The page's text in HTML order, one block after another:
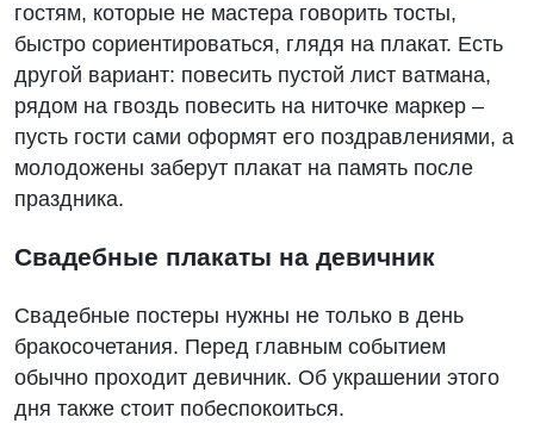
гостям, которые не мастера говорить тосты,
быстро сориентироваться, глядя на плакат. Есть
другой вариант: повесить пустой лист ватмана,
рядом на гвоздь повесить на ниточке маркер –
пусть гости сами оформят его поздравлениями, а
молодожены заберут плакат на память после
праздника.
Свадебные плакаты на девичник
Свадебные постеры нужны не только в день
бракосочетания. Перед главным событием
обычно проходит девичник. Об украшении этого
дня также стоит побеспокоиться.